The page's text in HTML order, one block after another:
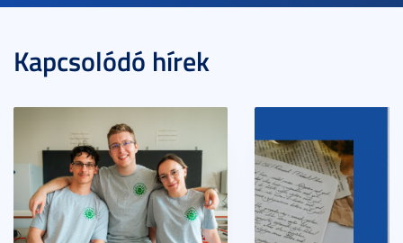
Kapcsolódó hírek